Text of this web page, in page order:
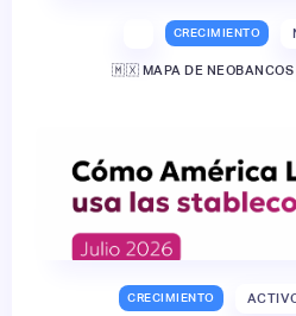
CRECIMIENTO
🇲🇽 MAPA DE NEOBANCOS
CRECIMIENTO